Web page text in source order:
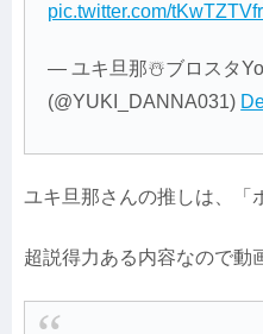
pic.twitter.com/
— ユキ旦那☃️ブロスタ
(@YUKI_DANNA031)
ユキ旦那さんの推しは、「
超説得力ある内容なので動